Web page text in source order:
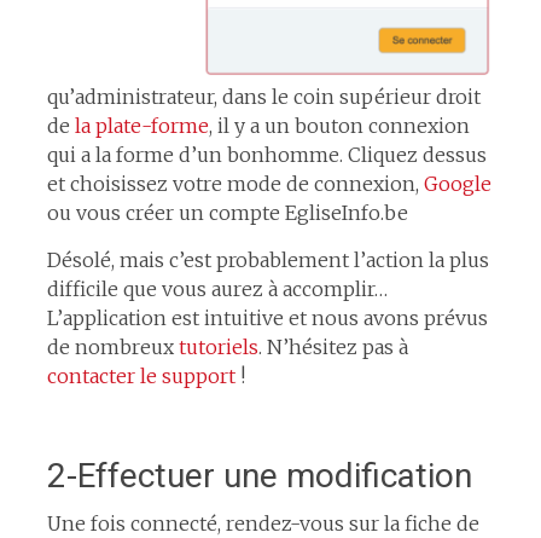
qu’administrateur, dans le coin supérieur droit
de la plate-forme, il y a un bouton connexion
qui a la forme d’un bonhomme. Cliquez dessus
et choisissez votre mode de connexion, Google
ou vous créer un compte EgliseInfo.be
Désolé, mais c’est probablement l’action la plus
difficile que vous aurez à accomplir…
L’application est intuitive et nous avons prévus
de nombreux tutoriels. N’hésitez pas à
contacter le support!
2-Effectuer une modification
Une fois connecté, rendez-vous sur la fiche de